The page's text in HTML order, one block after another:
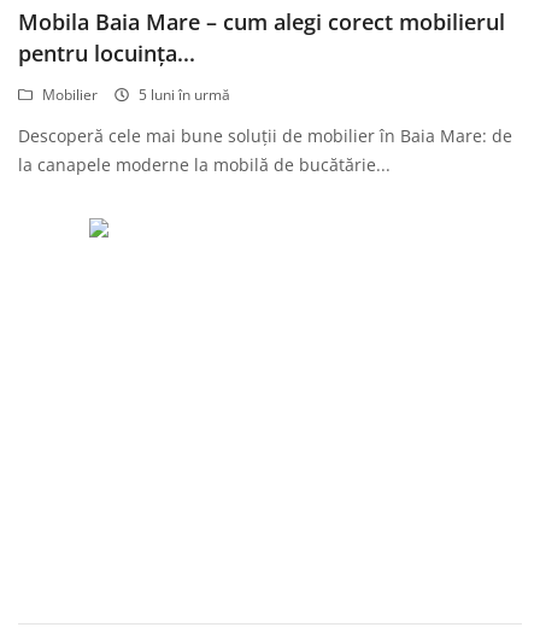
Mobila Baia Mare – cum alegi corect mobilierul
pentru locuința...
Mobilier 5 luni în urmă
Descoperă cele mai bune soluții de mobilier în Baia Mare: de
la canapele moderne la mobilă de bucătărie...